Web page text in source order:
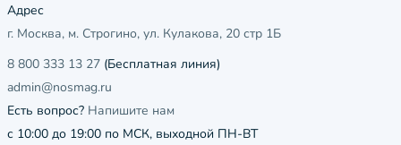
Адрес
г. Москва, м. Строгино, ул. Кулакова, 20 стр 1Б
8 800 333 13 27 (Бесплатная линия)
admin@nosmag.ru
Есть вопрос? Напишите нам
с 10:00 до 19:00 по МСК, выходной ПН-ВТ